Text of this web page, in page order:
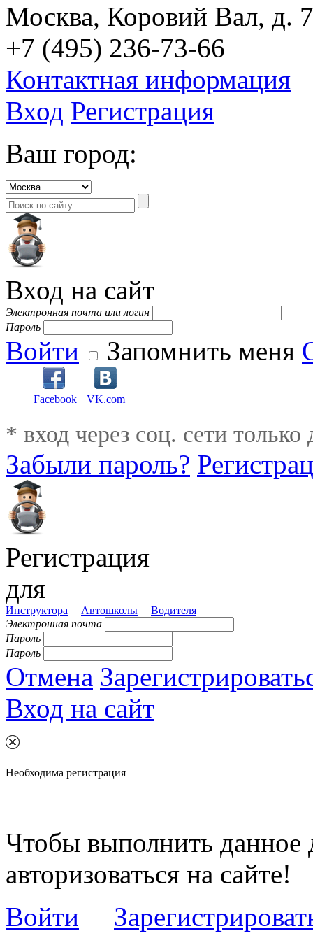
Москва, Коровий Вал, д.
+7 (495) 236-73-66
Контактная информация
Вход Регистрация
Ваш город:
Вход на сайт
Электронная почта или логин
Пароль
Войти Запомнить меня
Facebook VK.com
* вход через соц. сети
Забыли пароль?
Регистрация
для
Инструктора Автошколы
Водителя
Электронная почта
Пароль
Пароль
Отмена
Вход на сайт
Необходима регистрация
Чтобы выполнить данное
авторизоваться на сайте!
Войти